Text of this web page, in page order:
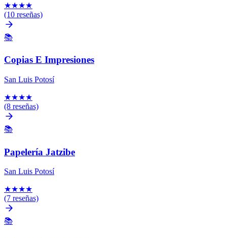
★★★★
(10 reseñas)
📚
Copias E Impresiones
San Luis Potosí
★★★★
(8 reseñas)
📚
Papelería Jatzibe
San Luis Potosí
★★★★
(7 reseñas)
📚